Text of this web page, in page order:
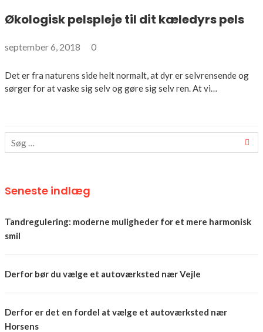
Økologisk pelspleje til dit kæledyrs pels
september 6, 2018 0
Det er fra naturens side helt normalt, at dyr er selvrensende og
sørger for at vaske sig selv og gøre sig selv ren. At vi…
Seneste indlæg
Tandregulering: moderne muligheder for et mere harmonisk
smil
Derfor bør du vælge et autoværksted nær Vejle
Derfor er det en fordel at vælge et autoværksted nær
Horsens